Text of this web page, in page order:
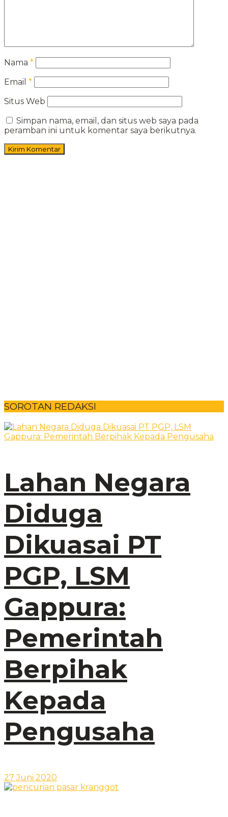
Nama *
Email *
Situs Web
Simpan nama, email, dan situs web saya pada
peramban ini untuk komentar saya berikutnya.
SOROTAN REDAKSI
Lahan Negara
Diduga
Dikuasai PT
PGP, LSM
Gappura:
Pemerintah
Berpihak
Kepada
Pengusaha
27 Juni 2020